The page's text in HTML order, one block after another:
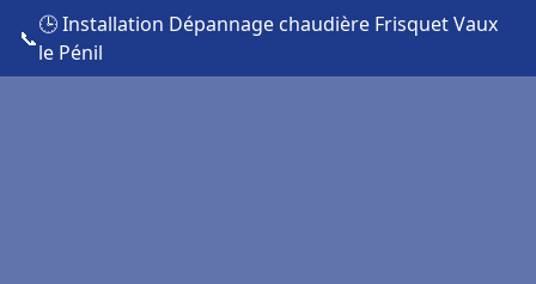
📞
🕒 Installation Dépannage chaudière Frisquet Vaux
le Pénil